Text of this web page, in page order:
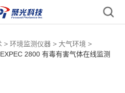
> 环境监测仪器 > 大气环境 >
EXPEC 2800 有毒有害气体在线监测